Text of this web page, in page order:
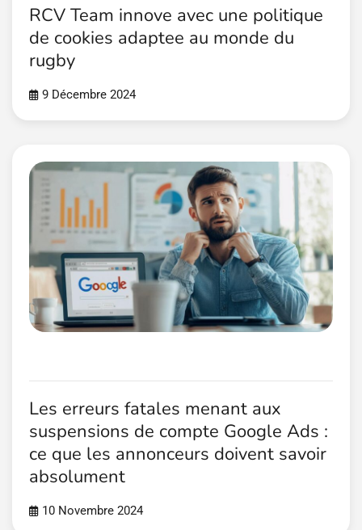
RCV Team innove avec une politique
de cookies adaptee au monde du
rugby
9 Décembre 2024
Les erreurs fatales menant aux
suspensions de compte Google Ads :
ce que les annonceurs doivent savoir
absolument
10 Novembre 2024